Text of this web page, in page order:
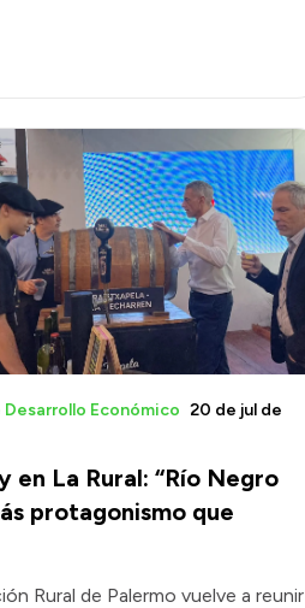
en La Rural: “Río Negro
protagonismo que
Económico 20 de jul de
Rural de Palermo vuelve a reunir